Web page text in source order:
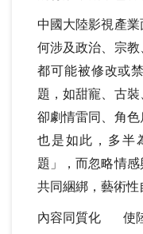
中國大陸影視產
何涉及政治、宗教
都可能被修改或
題，如甜寵、古裝
卻劇情雷同、角
也是如此，多半
題」，而忽略情
共同綑綁，藝術性
內容同質化 使